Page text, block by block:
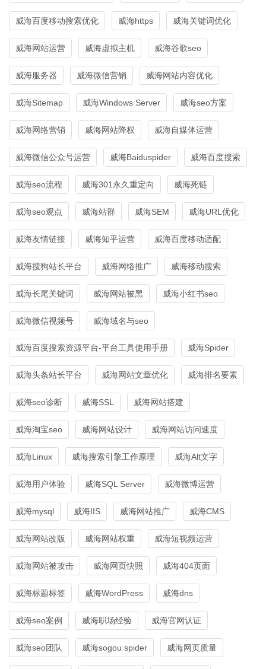
威海百度移动搜索优化 威海https 威海关键词优化
威海网站运营 威海虚拟主机 威海谷歌seo
威海服务器 威海微信营销 威海网站内容优化
威海Sitemap 威海Windows Server 威海seo方案
威海网络营销 威海网站降权 威海自媒体运营
威海微信公众号运营 威海Baiduspider 威海百度搜索
威海seo流程 威海301永久重定向 威海死链
威海seo观点 威海站群 威海SEM 威海URL优化
威海友情链接 威海知乎运营 威海百度移动适配
威海搜狗站长平台 威海网络推广 威海移动搜索
威海长尾关键词 威海网站被黑 威海小红书seo
威海微信视频号 威海域名与seo
威海百度搜索资源平台-平台工具使用手册 威海Spider
威海头条站长平台 威海网站文章优化 威海排名要素
威海seo诊断 威海SSL 威海网站搭建
威海淘宝seo 威海网站设计 威海网站访问速度
威海Linux 威海搜索引擎工作原理 威海Alt文字
威海用户体验 威海SQL Server 威海微博运营
威海mysql 威海IIS 威海网站推广 威海CMS
威海网站改版 威海网站权重 威海短视频运营
威海网站被攻击 威海网页快照 威海404页面
威海标题标签 威海WordPress 威海dns
威海seo案例 威海职场经验 威海官网认证
威海seo团队 威海sogou spider 威海网页质量